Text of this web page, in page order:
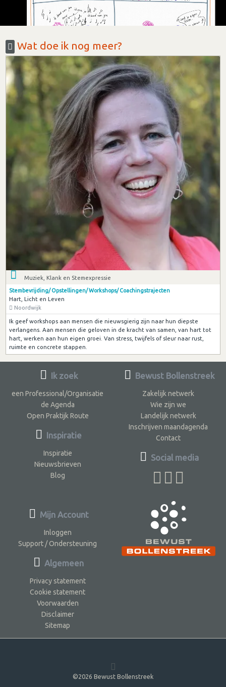
Wat doe ik nog meer?
Muziek, Klank en Stemexpressie
Stembevrijding/ Opstellingen/ Workshops/ Coachingstrajecten
Hart, Licht en Leven
Noordwijk
Ik geef workshops aan mensen die nieuwsgierig zijn naar hun diepste
verlangens. Aan mensen die geloven in de kracht van samen, van hart tot
hart, werken aan hun eigen groei. Van stress, twijfels of sleur naar rust,
ruimte en concrete stappen.
Ik zoek
een Professional/Organisatie
de Agenda
Open Praktijk Route
Inspiratie
Inspiratie
Nieuwsbrieven
Blog
Bewust Bollenstreek
Zakelijk netwerk
Wie zijn we
Landelijk netwerk
Inschrijven maandagenda
Contact
Social media
Mijn Account
Inloggen
Support / Ondersteuning
Algemeen
Privacy statement
Cookie statement
Voorwaarden
Disclaimer
Sitemap
©2026 Bewust Bollenstreek